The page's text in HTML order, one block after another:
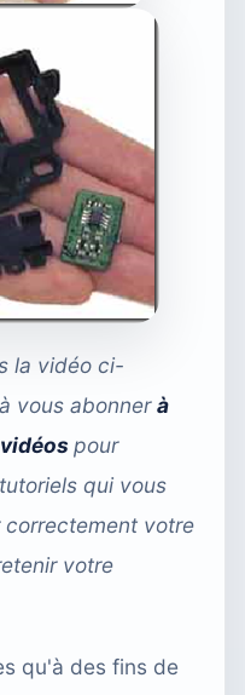
la vidéo ci-
vous abonnerà
pour
qui vous
votre
votre
qu'à des fins de